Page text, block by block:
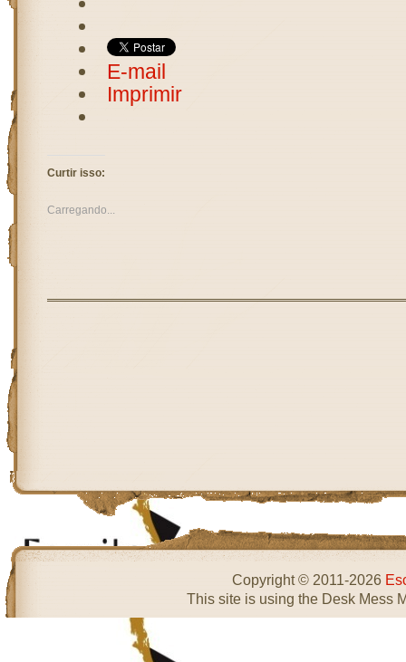
E-mail
Imprimir
Curtir isso:
Carregando...
Copyright © 2011-2026
This site is using the Desk Mess